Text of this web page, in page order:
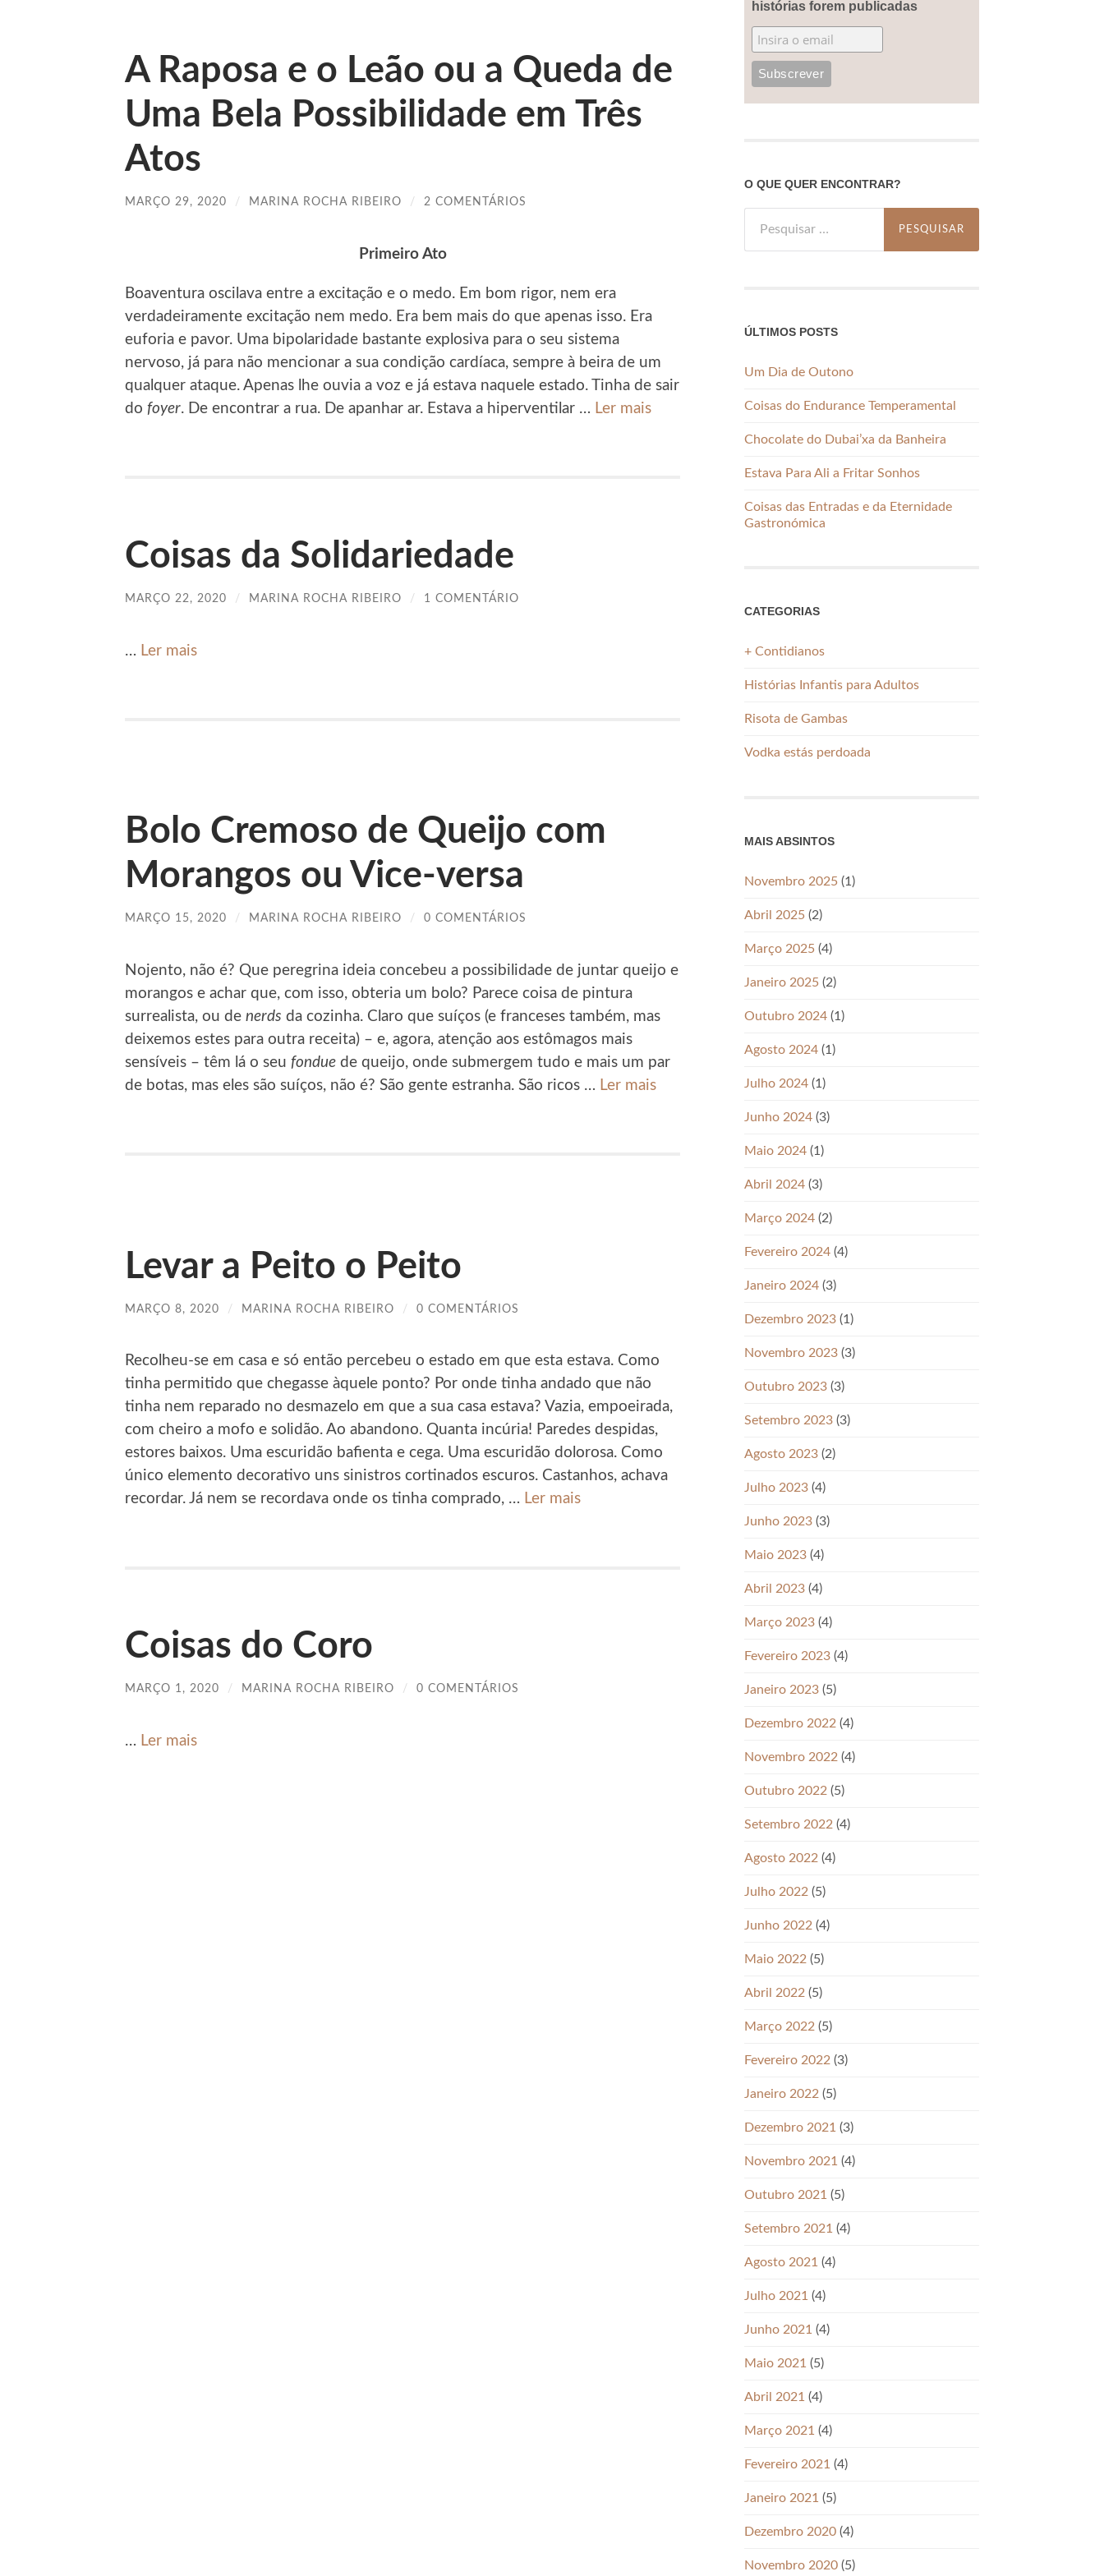
A Raposa e o Leão ou a Queda de
Uma Bela Possibilidade em Três
Atos
MARÇO 29, 2020 / MARINA ROCHA RIBEIRO / 2 COMENTÁRIOS
Primeiro Ato
Boaventura oscilava entre a excitação e o medo. Em bom rigor, nem era
verdadeiramente excitação nem medo. Era bem mais do que apenas isso. Era
euforia e pavor. Uma bipolaridade bastante explosiva para o seu sistema
nervoso, já para não mencionar a sua condição cardíaca, sempre à beira de um
qualquer ataque. Apenas lhe ouvia a voz e já estava naquele estado. Tinha de sair
do foyer. De encontrar a rua. De apanhar ar. Estava a hiperventilar … Ler mais
Coisas da Solidariedade
MARÇO 22, 2020 / MARINA ROCHA RIBEIRO / 1 COMENTÁRIO
… Ler mais
Bolo Cremoso de Queijo com
Morangos ou Vice-versa
MARÇO 15, 2020 / MARINA ROCHA RIBEIRO / 0 COMENTÁRIOS
Nojento, não é? Que peregrina ideia concebeu a possibilidade de juntar queijo e
morangos e achar que, com isso, obteria um bolo? Parece coisa de pintura
surrealista, ou de nerds da cozinha. Claro que suíços (e franceses também, mas
deixemos estes para outra receita) – e, agora, atenção aos estômagos mais
sensíveis – têm lá o seu fondue de queijo, onde submergem tudo e mais um par
de botas, mas eles são suíços, não é? São gente estranha. São ricos … Ler mais
Levar a Peito o Peito
MARÇO 8, 2020 / MARINA ROCHA RIBEIRO / 0 COMENTÁRIOS
Recolheu-se em casa e só então percebeu o estado em que esta estava. Como
tinha permitido que chegasse àquele ponto? Por onde tinha andado que não
tinha nem reparado no desmazelo em que a sua casa estava? Vazia, empoeirada,
com cheiro a mofo e solidão. Ao abandono. Quanta incúria! Paredes despidas,
estores baixos. Uma escuridão bafienta e cega. Uma escuridão dolorosa. Como
único elemento decorativo uns sinistros cortinados escuros. Castanhos, achava
recordar. Já nem se recordava onde os tinha comprado, … Ler mais
Coisas do Coro
MARÇO 1, 2020 / MARINA ROCHA RIBEIRO / 0 COMENTÁRIOS
… Ler mais
histórias forem publicadas
O QUE QUER ENCONTRAR?
por:
ÚLTIMOS POSTS
Um Dia de Outono
Coisas do Endurance Temperamental
Chocolate do Dubai’xa da Banheira
Estava Para Ali a Fritar Sonhos
Coisas das Entradas e da Eternidade
Gastronómica
CATEGORIAS
+ Contidianos
Histórias Infantis para Adultos
Risota de Gambas
Vodka estás perdoada
MAIS ABSINTOS
Novembro 2025 (1)
Abril 2025 (2)
Março 2025 (4)
Janeiro 2025 (2)
Outubro 2024 (1)
Agosto 2024 (1)
Julho 2024 (1)
Junho 2024 (3)
Maio 2024 (1)
Abril 2024 (3)
Março 2024 (2)
Fevereiro 2024 (4)
Janeiro 2024 (3)
Dezembro 2023 (1)
Novembro 2023 (3)
Outubro 2023 (3)
Setembro 2023 (3)
Agosto 2023 (2)
Julho 2023 (4)
Junho 2023 (3)
Maio 2023 (4)
Abril 2023 (4)
Março 2023 (4)
Fevereiro 2023 (4)
Janeiro 2023 (5)
Dezembro 2022 (4)
Novembro 2022 (4)
Outubro 2022 (5)
Setembro 2022 (4)
Agosto 2022 (4)
Julho 2022 (5)
Junho 2022 (4)
Maio 2022 (5)
Abril 2022 (5)
Março 2022 (5)
Fevereiro 2022 (3)
Janeiro 2022 (5)
Dezembro 2021 (3)
Novembro 2021 (4)
Outubro 2021 (5)
Setembro 2021 (4)
Agosto 2021 (4)
Julho 2021 (4)
Junho 2021 (4)
Maio 2021 (5)
Abril 2021 (4)
Março 2021 (4)
Fevereiro 2021 (4)
Janeiro 2021 (5)
Dezembro 2020 (4)
Novembro 2020 (5)